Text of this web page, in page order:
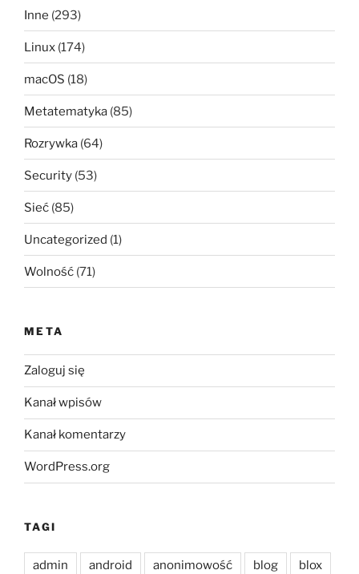
Inne (293)
Linux (174)
macOS (18)
Metatematyka (85)
Rozrywka (64)
Security (53)
Sieć (85)
Uncategorized (1)
Wolność (71)
META
Zaloguj się
Kanał wpisów
Kanał komentarzy
WordPress.org
TAGI
admin android anonimowość blog blox